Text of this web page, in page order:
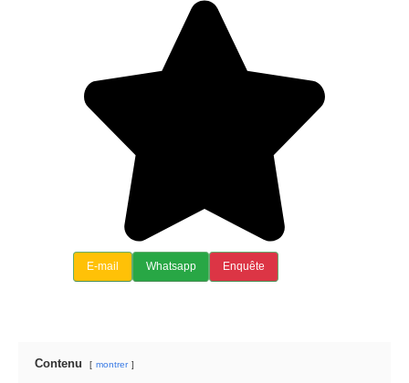
E-mail Whatsapp Enquête
Contenu montrer